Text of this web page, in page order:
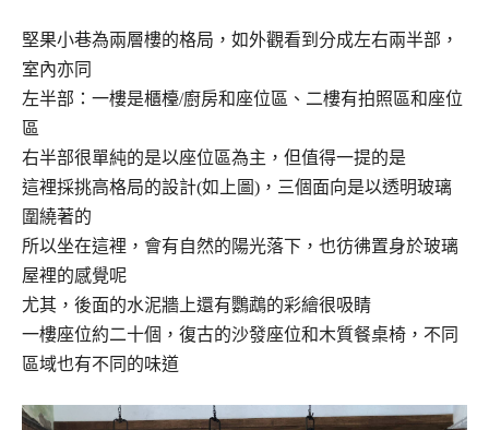
堅果小巷為兩層樓的格局，如外觀看到分成左右兩半部，
室內亦同
左半部：一樓是櫃檯/廚房和座位區、二樓有拍照區和座位
區
右半部很單純的是以座位區為主，但值得一提的是
這裡採挑高格局的設計(如上圖)，三個面向是以透明玻璃
圍繞著的
所以坐在這裡，會有自然的陽光落下，也彷彿置身於玻璃
屋裡的感覺呢
尤其，後面的水泥牆上還有鸚鵡的彩繪很吸睛
一樓座位約二十個，復古的沙發座位和木質餐桌椅，不同
區域也有不同的味道